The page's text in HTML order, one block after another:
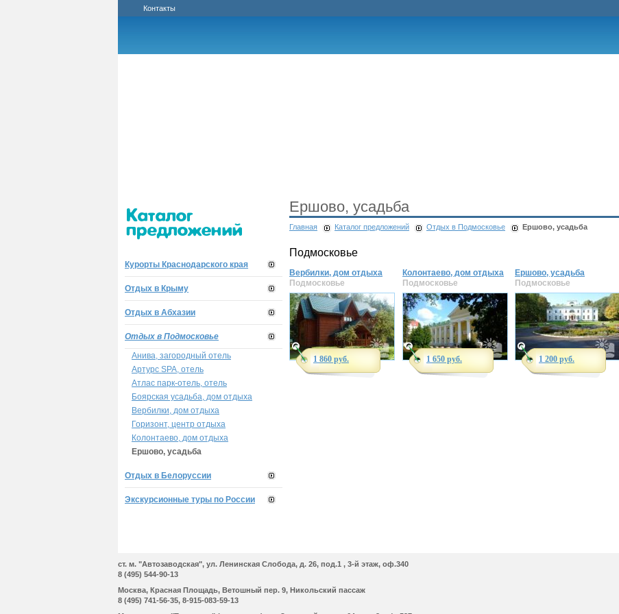
Контакты
Курорты Краснодарского края
Отдых в Крыму
Отдых в Абхазии
Отдых в Подмосковье
Анива, загородный отель
Артурс SPA, отель
Атлас парк-отель, отель
Боярская усадьба, дом отдыха
Вербилки, дом отдыха
Горизонт, центр отдыха
Колонтаево, дом отдыха
Ершово, усадьба
Отдых в Белоруссии
Экскурсионные туры по России
Ершово, усадьба
Главная Каталог предложений Отдых в Подмосковье Ершово, усадьба
Подмосковье
Вербилки, дом отдыха
Подмосковье
1 860 руб.
Колонтаево, дом отдыха
Подмосковье
1 650 руб.
Ершово, усадьба
Подмосковье
1 200 руб.
cт. м. "Автозаводская", ул. Ленинская Cлобода, д. 26, под.1 , 3-й этаж, оф.340
8 (495) 544-90-13
Москва, Красная Площадь, Ветошный пер. 9, Никольский пассаж
8 (495) 741-56-35, 8-915-083-59-13